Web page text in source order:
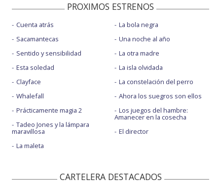
PROXIMOS ESTRENOS
Cuenta atrás
Sacamantecas
Sentido y sensibilidad
Esta soledad
Clayface
Whalefall
Prácticamente magia 2
Tadeo Jones y la lámpara
maravillosa
La maleta
La bola negra
Una noche al año
La otra madre
La isla olvidada
La constelación del perro
Ahora los suegros son ellos
Los juegos del hambre:
Amanecer en la cosecha
El director
CARTELERA DESTACADOS